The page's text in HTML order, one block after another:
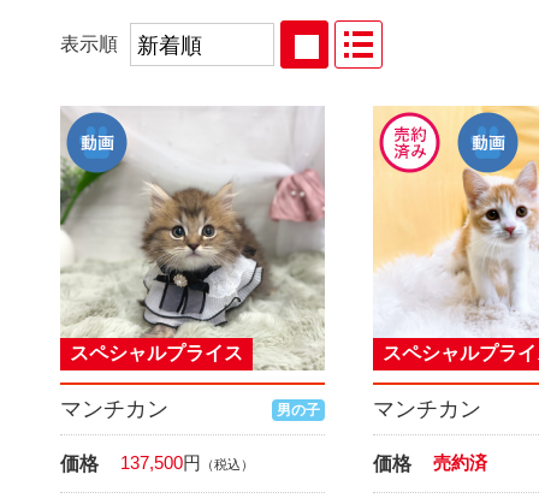
表示順
マンチカン 男の子
スペシャルプライス
価格 137,500円 （税込）
マンチカン
スペシャルプラ
価格 売約済